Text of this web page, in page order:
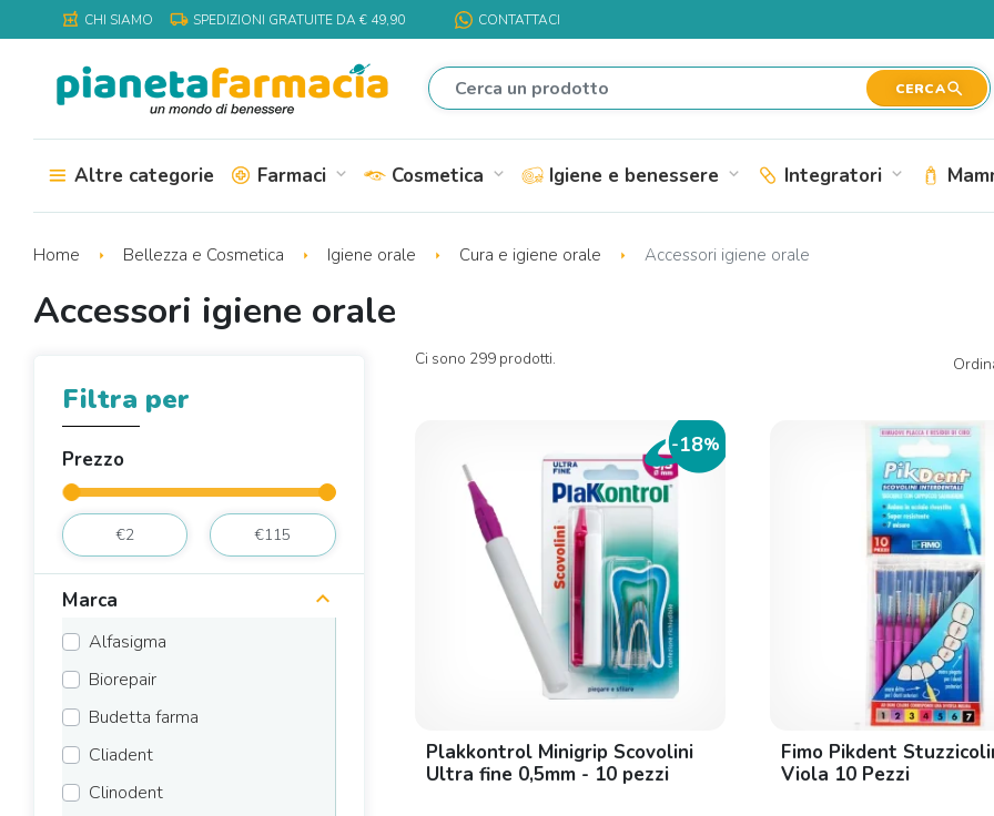
local_pharmacy CHI SIAMO local_shipping SPEDIZIONI GRATUITE DA € 49,90 CONTATTACI
CERCAsearch
Altre categorie Farmaci expand_more Cosmetica expand_more Igiene e benessere expand_more Integratori expand_more
Home Bellezza e Cosmetica Igiene orale Cura e igiene orale Accessori igiene orale
Accessori igiene orale
Filtra per
Prezzo
Marca
Alfasigma
Biorepair
Budetta farma
Cliadent
Clinodent
Ci sono 299 prodotti.
-18%
Plakkontrol Minigrip Scovolini
Ultra fine 0,5mm - 10 pezzi
Fimo Pikdent
Viola 10 Pezzi